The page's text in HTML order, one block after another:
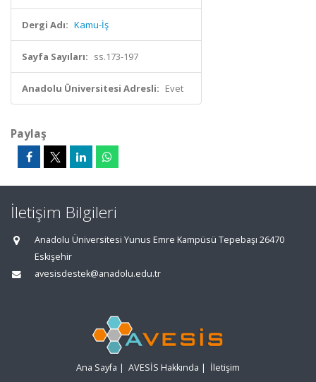
Dergi Adı: Kamu-İş
Sayfa Sayıları: ss.173-197
Anadolu Üniversitesi Adresli: Evet
Paylaş
İletişim Bilgileri
Anadolu Üniversitesi Yunus Emre Kampüsü Tepebaşı 26470
Eskişehir
avesisdestek@anadolu.edu.tr
Ana Sayfa | AVESİS Hakkında | İletişim